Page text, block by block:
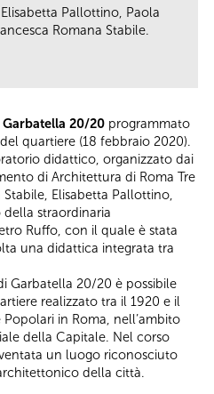
Pallottino, Paola
Romana Stabile.
Garbatella 20/20 programmato
quartiere (18 febbraio 2020).
didattico, organizzato dai
di Architettura di Roma Tre
Elisabetta Pallottino,
della straordinaria
Ruffo, con il quale è stata
una didattica integrata tra
Garbatella 20/20 è possibile
realizzato tra il 1920 e il
in Roma, nell’ambito
della Capitale. Nel corso
un luogo riconosciuto
della città.